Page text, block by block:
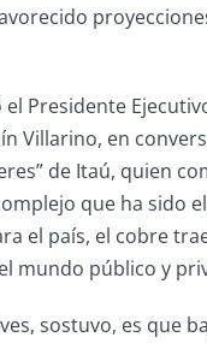
Presidente
Villarino, en
de Itaú, quien
que ha sido
el país, el cobre
mundo público y
sostuvo, es que